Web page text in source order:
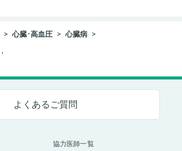
心臓･高血圧 心臓病
よくあるご質問
協力医師一覧